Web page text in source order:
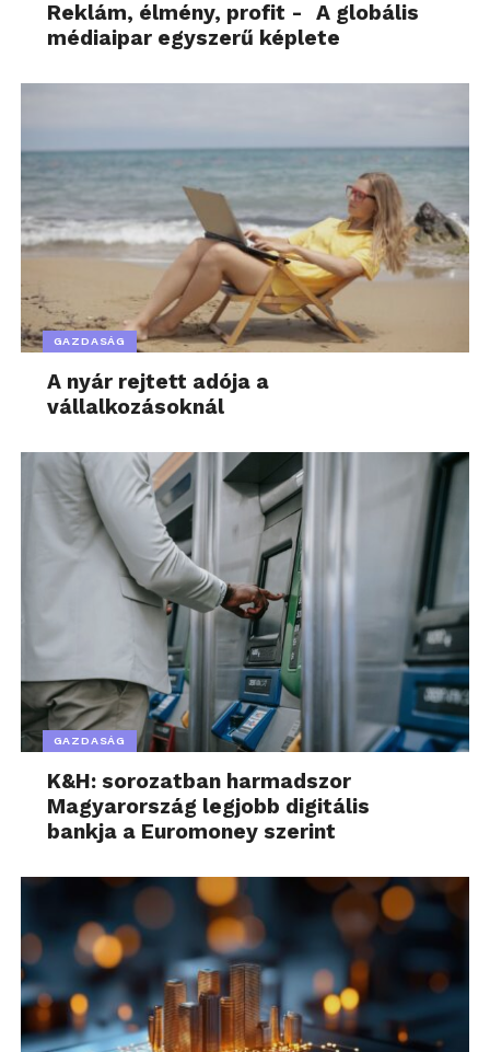
Reklám, élmény, profit - A globális
médiaipar egyszerű képlete
GAZDASÁG
A nyár rejtett adója a
vállalkozásoknál
GAZDASÁG
K&H: sorozatban harmadszor
Magyarország legjobb digitális
bankja a Euromoney szerint